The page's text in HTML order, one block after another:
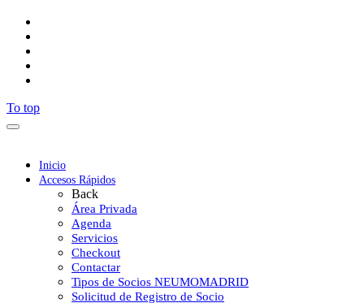
To top
Inicio
Accesos Rápidos
Back
Área Privada
Agenda
Servicios
Checkout
Contactar
Tipos de Socios NEUMOMADRID
Solicitud de Registro de Socio